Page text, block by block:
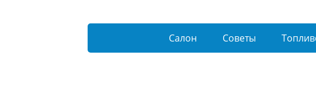
Салон Советы